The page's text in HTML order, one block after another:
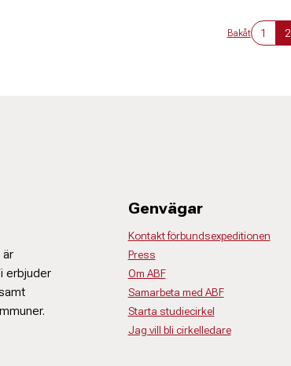
Bakåt 1 2
är
erbjuder
Genvägar
Kontakt förbundsexpeditionen
Press
Om ABF
Samarbeta med ABF
Starta studiecirkel
Jag vill bli cirkelledare